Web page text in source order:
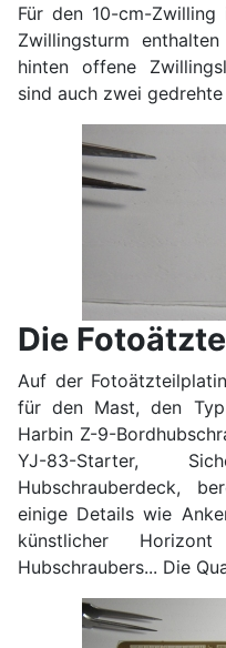
Für den 10-cm-
Zwillingsturm
hinten offene
sind auch zwei
Die
Auf der
für den Mast, den
Harbin Z-9-
YJ-83-Starter,
Hubschrauberdeck,
einige Details wie
künstlicher
Hubschraubers... Die